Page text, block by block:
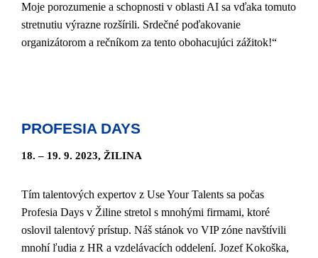
Moje porozumenie a schopnosti v oblasti AI sa vďaka tomuto
stretnutiu výrazne rozšírili. Srdečné poďakovanie
organizátorom a rečníkom za tento obohacujúci zážitok!“
PROFESIA DAYS
18. – 19. 9. 2023, ŽILINA
Tím talentových expertov z Use Your Talents sa počas
Profesia Days v Žiline stretol s mnohými firmami, ktoré
oslovil talentový prístup. Náš stánok vo VIP zóne navštívili
mnohí ľudia z HR a vzdelávacích oddelení. Jozef Kokoška,